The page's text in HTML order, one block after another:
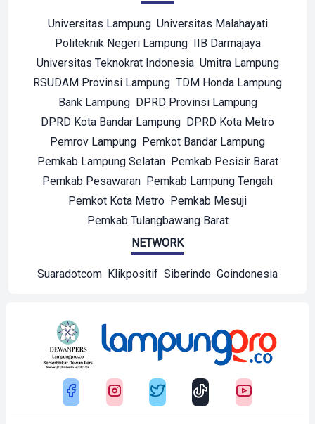
Universitas Lampung Universitas Malahayati
Politeknik Negeri Lampung IIB Darmajaya
Universitas Teknokrat Indonesia Umitra Lampung
RSUDAM Provinsi Lampung TDM Honda Lampung
Bank Lampung DPRD Provinsi Lampung
DPRD Kota Bandar Lampung DPRD Kota Metro
Pemrov Lampung Pemkot Bandar Lampung
Pemkab Lampung Selatan Pemkab Pesisir Barat
Pemkab Pesawaran Pemkab Lampung Tengah
Pemkot Kota Metro Pemkab Mesuji
Pemkab Tulangbawang Barat
NETWORK
Suaradotcom Klikpositif Siberindo Goindonesia